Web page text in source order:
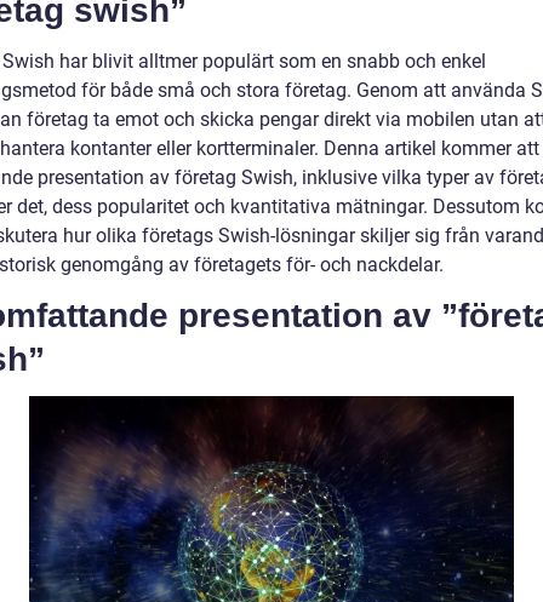
swish”
har blivit alltmer populärt som en snabb och enkel
för både små och stora företag. Genom att använda
företag ta emot och skicka pengar direkt via mobilen utan
kontanter eller kortterminaler. Denna artikel kommer att
presentation av företag Swish, inklusive vilka typer av
det, dess popularitet och kvantitativa mätningar. Dessutom
hur olika företags Swish-lösningar skiljer sig från
genomgång av företagets för- och nackdelar.
presentation av